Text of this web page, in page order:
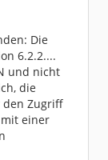
Die
6.2.2....
und nicht
die
den Zugriff
einer